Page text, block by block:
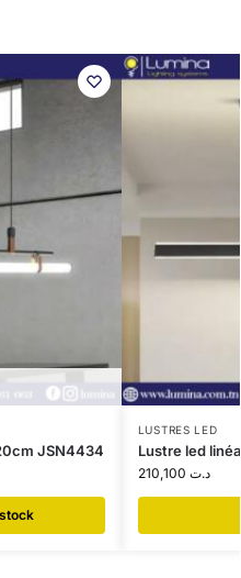
JSN4434
LUSTRES LED
Lustre led
د.ت